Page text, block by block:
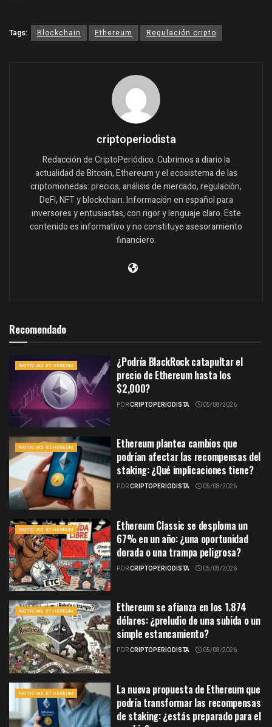
Tags: Blockchain Ethereum Regulación cripto
criptoperiodista
Redacción de CriptoPeriódico. Cubrimos a diario la
actualidad de Bitcoin, Ethereum y el ecosistema de las
criptomonedas: precios, análisis de mercado, regulación,
DeFi, NFT y blockchain. Información en español para
inversores y entusiastas, con rigor y lenguaje claro. Este
contenido es informativo y no constituye asesoramiento
financiero.
Recomendado
NOTICIAS ETHEREUM
¿Podría BlackRock catapultar el
precio de Ethereum hasta los
$2,000?
PORCRIPTOPERIODISTA 05/08/2026
NOTICIAS ETHEREUM
Ethereum plantea cambios que
podrían afectar las recompensas del
staking: ¿Qué implicaciones tiene?
PORCRIPTOPERIODISTA 05/08/2026
NOTICIAS ETHEREUM
Ethereum Classic se desploma un
67% en un año: ¿una oportunidad
dorada o una trampa peligrosa?
PORCRIPTOPERIODISTA 05/08/2026
NOTICIAS ETHEREUM
Ethereum se afianza en los 1.874
dólares: ¿preludio de una subida o un
simple estancamiento?
PORCRIPTOPERIODISTA 05/08/2026
NOTICIAS ETHEREUM
La nueva propuesta de Ethereum que
podría transformar las recompensas
de staking: ¿estás preparado para el